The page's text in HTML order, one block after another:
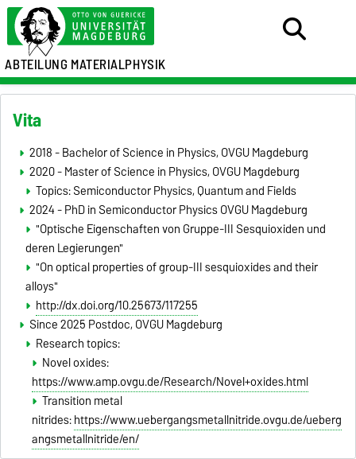
ABTEILUNG MATERIALPHYSIK
Vita
2018 - Bachelor of Science in Physics, OVGU Magdeburg
2020 - Master of Science in Physics, OVGU Magdeburg
Topics: Semiconductor Physics, Quantum and Fields
2024 - PhD in Semiconductor Physics OVGU Magdeburg
"Optische Eigenschaften von Gruppe-III Sesquioxiden und
deren Legierungen"
"On optical properties of group-III sesquioxides and their
alloys"
http://dx.doi.org/10.25673/117255
Since 2025 Postdoc, OVGU Magdeburg
Research topics:
Novel oxides:
https://www.amp.ovgu.de/Research/Novel+oxides.html
Transition metal
nitrides:https://www.uebergangsmetallnitride.ovgu.de/ueberg
angsmetallnitride/en/